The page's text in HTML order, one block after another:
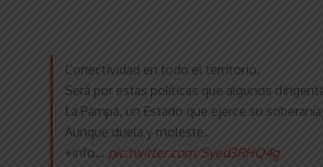
Conectividad en todo el territorio.
Será por estas políticas que algunos
La Pampa, un Estado que ejerce su
Aunque duela y moleste.
+info… pic.twitter.com/Syed3RHQ4g